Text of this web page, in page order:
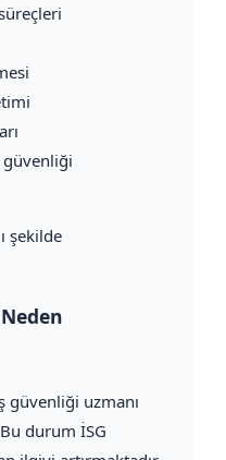
güvenliği
şekilde
güvenliği uzmanı
durum İSG